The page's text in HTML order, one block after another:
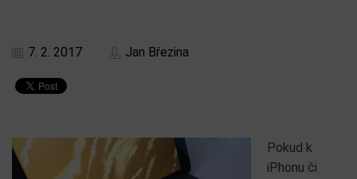
7. 2. 2017 Jan Březina
Pokud k
iPhonu či